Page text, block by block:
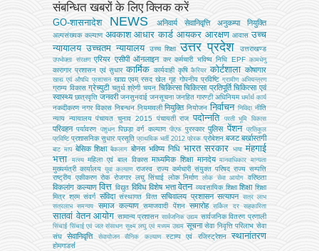
संबन्धित खबरों के लिए क्लिक करें
GO-शासनादेश NEWS अनिवार्य सेवानिवृत्ति अनुकम्पा नियुक्ति
अल्‍पसंख्‍यक कल्‍याण अवकाश आधार कार्ड आयकर आरक्षण आवास उच्च
न्यायालय उच्चतम न्यायालय उच्‍च शिक्षा उत्तर प्रदेश उत्तराखण्ड
उपभोक्‍ता संरक्षण एरियर एसीपी ऑनलाइन कर कर्मचारी भविष्य निधि EPF कामधेनु
कारागार प्रशासन एवं सुधार कार्मिक कार्यवाही कृषि कैरियर कोर्टशाला कोषागार
खाद्य एवं औषधि प्रशासन खाद्य एवम् रसद खेल गृह गोपनीय प्रविष्टि ग्रामीण अभियन्‍त्रण
ग्राम्य विकास ग्रेच्युटी चतुर्थ श्रेणी चयन चिकित्सा चिकित्सा प्रतिपूर्ति चिकित्‍सा एवं
स्वास्थ्य छात्रवृत्ति जनवरी जनसुनवाई जनसूचना जनहित गारण्टी अधिनियम धर्मार्थ कार्य
नकदीकरण नगर विकास निबन्‍धन नियमावली नियुक्ति नियोजन निर्वाचन निविदा नीति
न्याय न्यायालय पंचायत चुनाव 2015 पंचायती राज पदोन्नति परती भूमि विकास
परिवहन पर्यावरण पशुधन पिछड़ा वर्ग कल्‍याण पीएफ पुरस्कार पुलिस पेंशन
प्रतिकूल
प्रविष्टि प्रशासनिक सुधार प्रसूति प्राथमिक भर्ती 2012 प्रेरक प्रोबेशन बजट बर्खास्तगी
बाट माप बेसिक शिक्षा बैकलाग बोनस भविष्य निधि भारत सरकार भाषा मंहगाई
भत्ता
मत्‍स्‍य महिला एवं बाल विकास माध्यमिक शिक्षा मानदेय मानवाधिकार मान्यता
मुख्‍यमंत्री कार्यालय युवा कल्याण राजस्व राज्य कर्मचारी संयुक्त परिषद राज्य सम्पत्ति
राष्ट्रीय एकीकरण रोक रोजगार लघु सिंचाई लोक निर्माण लोक सेवा आयोग वरिष्ठता
विकलांग कल्याण वित्त विद्युत विविध विशेष भत्ता वेतन व्‍यवसायिक शिक्षा शिक्षा शिक्षा
मित्र श्रम संवर्ग संविदा संस्‍थागत वित्‍त सचिवालय प्रशासन सत्यापन सत्र लाभ
सत्रलाभ
समन्वय समाज कल्याण समाजवादी पेंशन समारोह सर्किल दर सहकारिता
सातवां वेतन आयोग सामान्य प्रशासन सार्वजनिक उद्यम सार्वजनिक वितरण प्रणाली
सिंचाई सिंचाई एवं जल संसाधन सूक्ष्म लघु एवं मध्यम उद्यम सूचना सेवा निवृत्ति परिलाभ सेवा
संघ
सेवानिवृत्ति सेवायोजन सैनिक कल्‍याण स्टाम्प एवं रजिस्ट्रेशन स्थानांतरण
होमगाडर्स